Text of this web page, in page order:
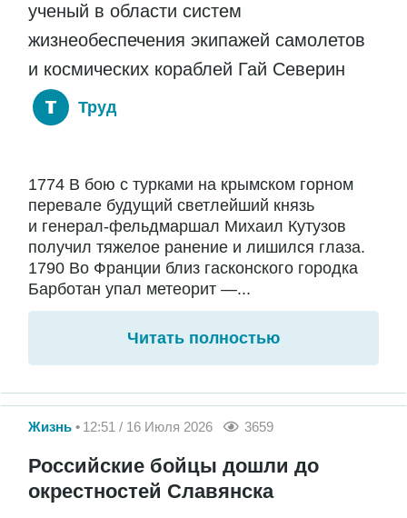
ученый в области систем
жизнеобеспечения экипажей самолетов
и космических кораблей Гай Северин
Труд
1774 В бою с турками на крымском горном
перевале будущий светлейший князь
и генерал-фельдмаршал Михаил Кутузов
получил тяжелое ранение и лишился глаза.
1790 Во Франции близ гасконского городка
Барботан упал метеорит —...
Читать полностью
Жизнь 12:51 / 16 Июля 2026 3659
Российские бойцы дошли до
окрестностей Славянска